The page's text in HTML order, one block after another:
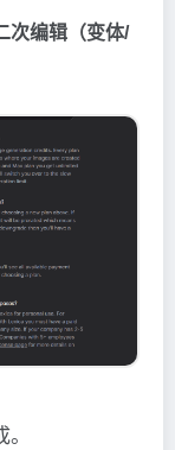
次编辑（变体/